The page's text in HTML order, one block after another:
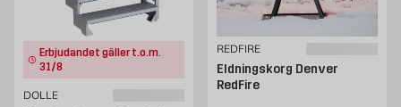
Erbjudandet gäller t.o.m.
31/8
DOLLE
REDFIRE
Eldningskorg Denver
RedFire